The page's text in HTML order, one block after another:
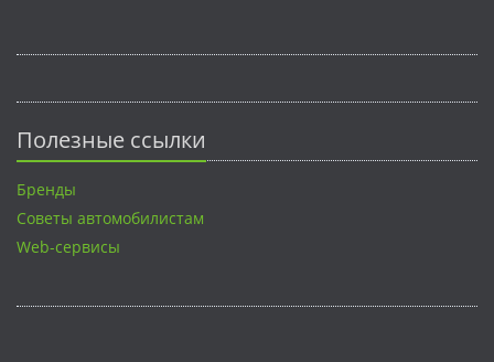
Полезные ссылки
Бренды
Советы автомобилистам
Web-сервисы